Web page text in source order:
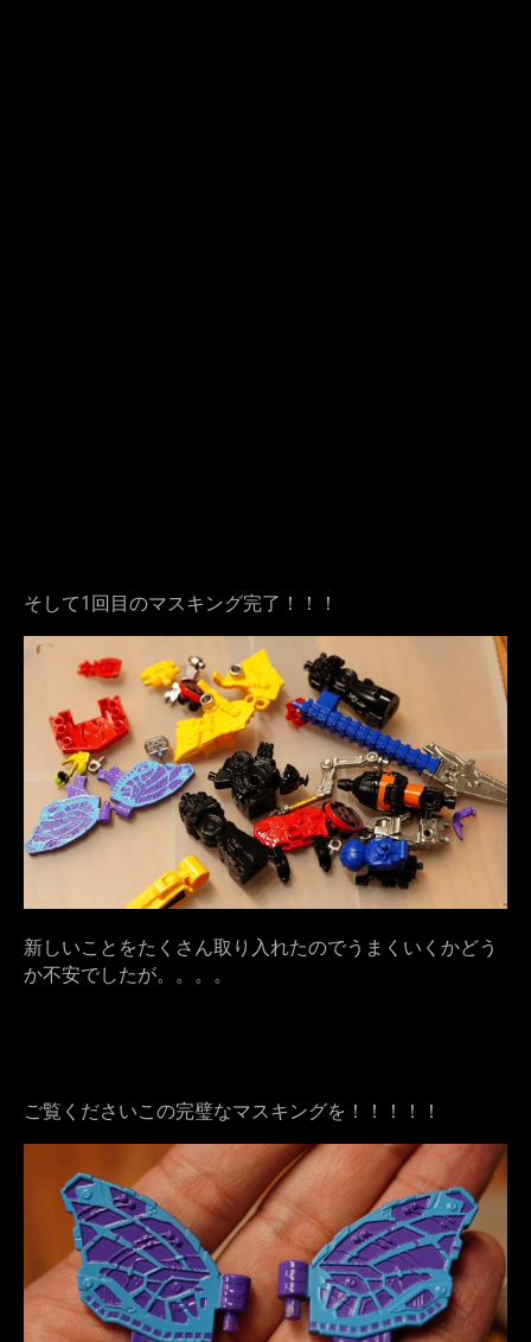
そして1回目のマスキング完了！！！
新しいことをたくさん取り入れたのでうまくいくかどう
か不安でしたが。。。。
ご覧くださいこの完璧なマスキングを！！！！！